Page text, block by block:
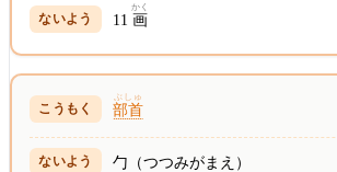
11 画
かく
部首
ぶしゅ
勹（つつみがまえ）